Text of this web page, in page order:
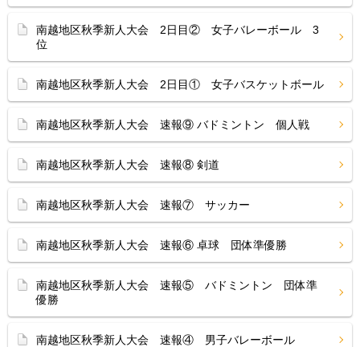
南越地区秋季新人大会 2日目② 女子バレーボール 3
位
南越地区秋季新人大会 2日目① 女子バスケットボール
南越地区秋季新人大会 速報⑨ バドミントン 個人戦
南越地区秋季新人大会 速報⑧ 剣道
南越地区秋季新人大会 速報⑦ サッカー
南越地区秋季新人大会 速報⑥ 卓球 団体準優勝
南越地区秋季新人大会 速報⑤ バドミントン 団体準
優勝
南越地区秋季新人大会 速報④ 男子バレーボール